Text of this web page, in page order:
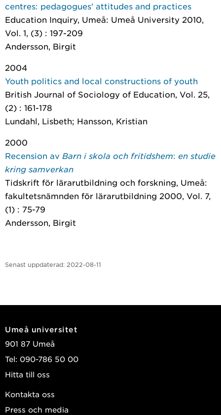
centres: pedagogues' attitudes and practices
Education Inquiry, Umeå: Umeå University 2010,
Vol. 1, (3) : 197-209
Andersson, Birgit
2004
Youth politics and local constructions of youth
British Journal of Sociology of Education, Vol. 25,
(2) : 161-178
Lundahl, Lisbeth; Hansson, Kristian
2000
Recension av Barn i skola och fritidshem: en studie
kring samverkan
Tidskrift för lärarutbildning och forskning, Umeå:
fakultetsnämnden för lärarutbildning 2000, Vol. 7,
(1) : 75-79
Andersson, Birgit
Senast uppdaterad: 2022-08-11
Umeå universitet
901 87 Umeå
Tel: 090-786 50 00
Hitta till oss
Kontakta oss
Press och media